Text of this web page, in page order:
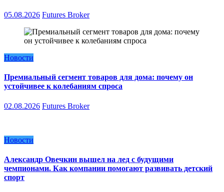
05.08.2026 Futures Broker
Новости
Премиальный сегмент товаров для дома: почему он
устойчивее к колебаниям спроса
02.08.2026 Futures Broker
Новости
Александр Овечкин вышел на лед с будущими
чемпионами. Как компании помогают развивать детский
спорт